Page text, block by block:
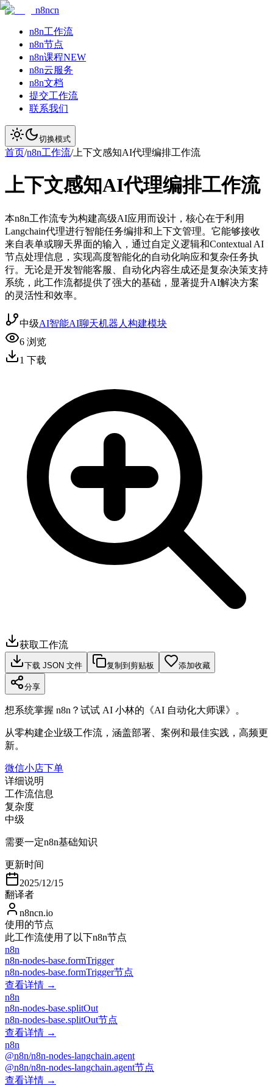
n8ncn
n8n工作流
n8n节点
n8n课程NEW
n8n云服务
n8n文档
提交工作流
联系我们
切换模式
首页/n8n工作流/上下文感知AI代理编排工作流
上下文感知AI代理编排工作流
本n8n工作流专为构建高级AI应用而设计，核心在于利用
Langchain代理进行智能任务编排和上下文管理。它能够接收
来自表单或聊天界面的输入，通过自定义逻辑和Contextual AI
节点处理信息，实现高度智能化的自动化响应和复杂任务执
行。无论是开发智能客服、自动化内容生成还是复杂决策支持
系统，此工作流都提供了强大的基础，显著提升AI解决方案
的灵活性和效率。
中级AI智能AI聊天机器人 构建模块
6 浏览
1 下载
获取工作流
下载 JSON 文件 复制到剪贴板 添加收藏
分享
想系统掌握 n8n？试试 AI 小林的《AI 自动化大师课》。
从零构建企业级工作流，涵盖部署、案例和最佳实践，高频更
新。
微信小店下单
详细说明
工作流信息
复杂度
中级
需要一定n8n基础知识
更新时间
2025/12/15
翻译者
n8ncn.io
使用的节点
此工作流使用了以下n8n节点
n8n
n8n-nodes-base.formTrigger
n8n-nodes-base.formTrigger节点
查看详情 →
n8n
n8n-nodes-base.splitOut
n8n-nodes-base.splitOut节点
查看详情 →
n8n
@n8n/n8n-nodes-langchain.agent
@n8n/n8n-nodes-langchain.agent节点
查看详情 →